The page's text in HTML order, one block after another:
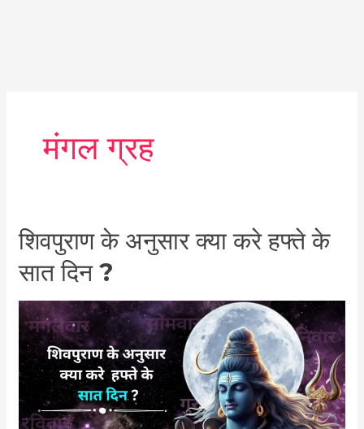
मंगल ग्रह
शिवपुराण के अनुसार क्या करे हफ्ते के
सात दिन ?
शिवपुराण
के
अनुसार
करे
हफ्ते
के
सात
दिन
?